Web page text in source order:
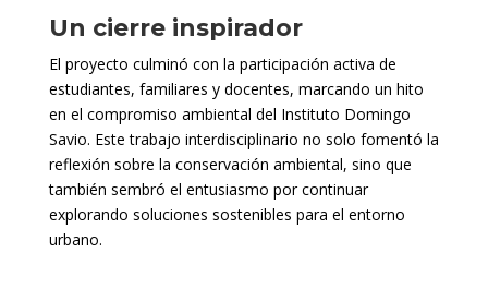
Un cierre inspirador
El proyecto culminó con la participación activa de
estudiantes, familiares y docentes, marcando un hito
en el compromiso ambiental del Instituto Domingo
Savio. Este trabajo interdisciplinario no solo fomentó la
reflexión sobre la conservación ambiental, sino que
también sembró el entusiasmo por continuar
explorando soluciones sostenibles para el entorno
urbano.